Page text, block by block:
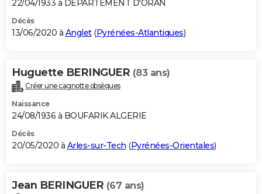
22/04/1933 à DEPARTEMENT D'ORAN
Décès
13/06/2020 à Anglet(Pyrénées-Atlantiques)
Huguette BERINGUER (83 ans)
Créer une cagnotte obsèques
Naissance
24/08/1936 à BOUFARIK ALGERIE
Décès
20/05/2020 à Arles-sur-Tech (Pyrénées-Orientales)
Jean BERINGUER (67 ans)